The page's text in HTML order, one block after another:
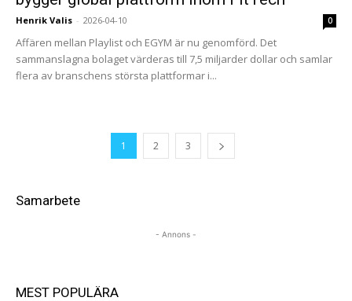
Henrik Valis - 2026-04-10 0
Affären mellan Playlist och EGYM är nu genomförd. Det
sammanslagna bolaget värderas till 7,5 miljarder dollar och samlar
flera av branschens största plattformar i...
1 2 3
Samarbete
- Annons -
MEST POPULÄRA